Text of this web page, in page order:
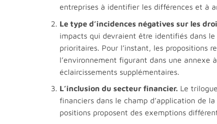
entreprises à identifier les différences et à
Le type d’incidences négatives sur les
impacts qui devraient être identifiés dans
prioritaires. Pour l’instant, les propositions
l’environnement figurant dans une annexe
éclaircissements supplémentaires.
L’inclusion du secteur financier.Le
financiers dans le champ d’application de
positions proposent des exemptions